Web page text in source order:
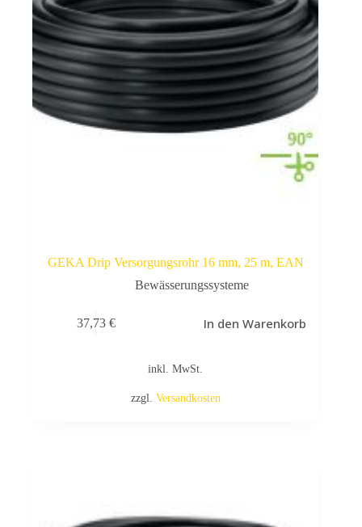
GEKA Drip Versorgungsrohr 16 mm, 25 m, EAN
Bewässerungssysteme
37,73 € In den Warenkorb
inkl. MwSt.
zzgl. Versandkosten